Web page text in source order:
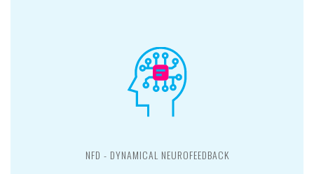
NFD - DYNAMICAL NEUROFEEDBACK